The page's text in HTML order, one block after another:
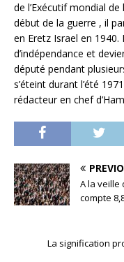
de l’Exécutif mondial
début de la guerre , il
en Eretz Israel en 1940.
d’indépendance et
député pendant
s’éteint durant l’été
rédacteur en chef
A la veille
compte
La signification